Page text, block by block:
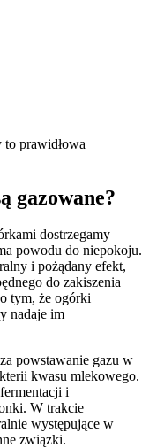
gazowane?
dostrzegamy
powodu do niepokoju.
i pożądany efekt,
do zakiszenia
tym, że ogórki
nadaje im
powstawanie gazu w
kwasu mlekowego.
i
W trakcie
występujące w
związki.